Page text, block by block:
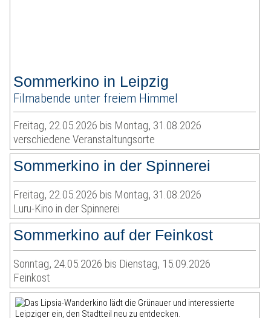
Sommerkino in Leipzig
Filmabende unter freiem Himmel
Freitag, 22.05.2026 bis Montag, 31.08.2026
verschiedene Veranstaltungsorte
Sommerkino in der Spinnerei
Freitag, 22.05.2026 bis Montag, 31.08.2026
Luru-Kino in der Spinnerei
Sommerkino auf der Feinkost
Sonntag, 24.05.2026 bis Dienstag, 15.09.2026
Feinkost